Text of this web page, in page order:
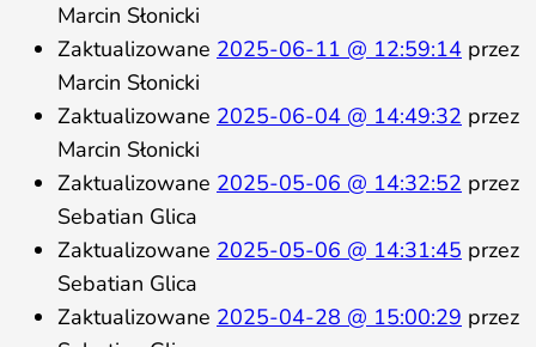
Marcin Słonicki
Zaktualizowane 2025-06-11 @ 12:59:14 przez
Marcin Słonicki
Zaktualizowane 2025-06-04 @ 14:49:32 przez
Marcin Słonicki
Zaktualizowane 2025-05-06 @ 14:32:52 przez
Sebatian Glica
Zaktualizowane 2025-05-06 @ 14:31:45 przez
Sebatian Glica
Zaktualizowane 2025-04-28 @ 15:00:29 przez